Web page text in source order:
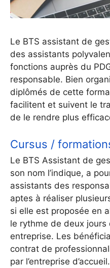
Le BTS assistant de
des assistants
fonctions auprès du
responsable. Bien
diplômés de cette
facilitent et suivent le
de le rendre plus
Cursus /
Le BTS Assistant de
son nom l’indique, a
assistants des
aptes à réaliser
si elle est proposée en
le rythme de deux
entreprise. Les
contrat de
par l’entreprise